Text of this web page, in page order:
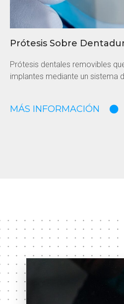
Prótesis Sobre
Prótesis dentales removibles
implantes mediante un sistema
MÁS INFORMACIÓN